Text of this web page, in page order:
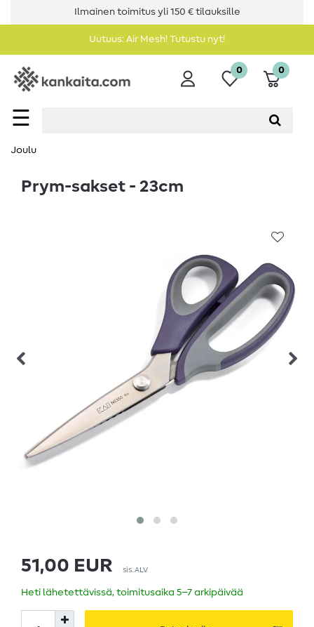
Ilmainen toimitus yli 150 € tilauksille
Uutuus: Air Mesh! Tutustu nyt!
☰
0 0
Joulu
Prym-sakset - 23cm
51,00 EUR sis. ALV
Heti lähetettävissä, toimitusaika 5–7 arkipäivää